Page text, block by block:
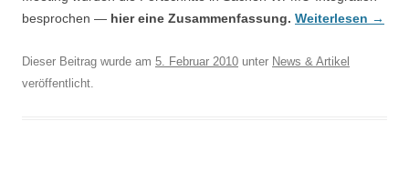
besprochen — hier eine Zusammenfassung. Weiterlesen →
Dieser Beitrag wurde am 5. Februar 2010 unter News & Artikel
veröffentlicht.